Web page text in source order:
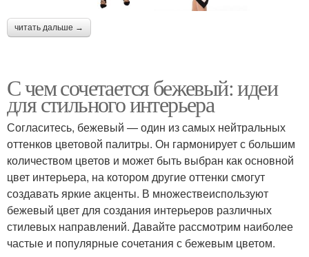
читать дальше →
С чем сочетается бежевый: идеи
для стильного интерьера
Согласитесь, бежевый — один из самых нейтральных
оттенков цветовой палитры. Он гармонирует с большим
количеством цветов и может быть выбран как основной
цвет интерьера, на котором другие оттенки смогут
создавать яркие акценты. В множествеиспользуют
бежевый цвет для создания интерьеров различных
стилевых направлений. Давайте рассмотрим наиболее
частые и популярные сочетания с бежевым цветом.